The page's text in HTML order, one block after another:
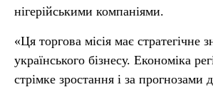
нігерійськими компаніями.
«Ця торгова місія має стратегічне
українського бізнесу. Економіка
стрімке зростання і за прогнозами